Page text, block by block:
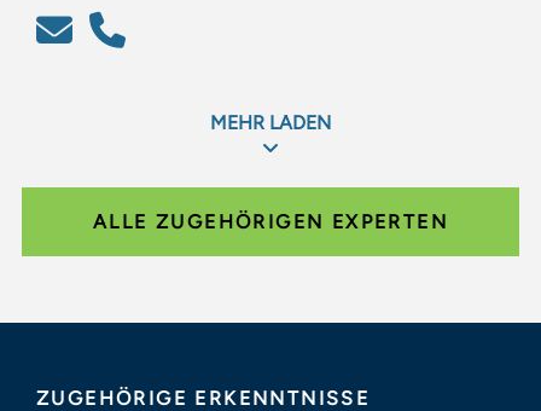
MEHR LADEN
ALLE ZUGEHÖRIGEN EXPERTEN
ZUGEHÖRIGE ERKENNTNISSE